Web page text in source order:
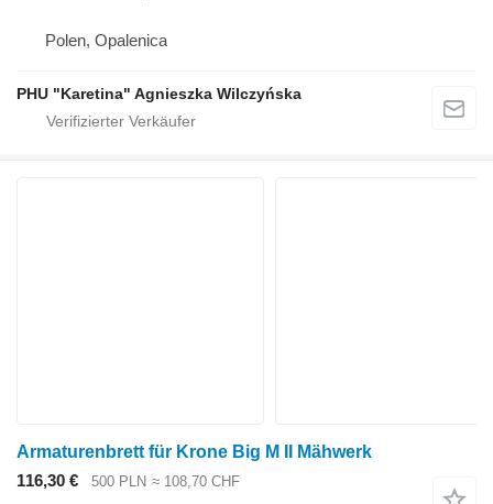
Polen, Opalenica
PHU "Karetina" Agnieszka Wilczyńska
Armaturenbrett für Krone Big M II Mähwerk
116,30 €
500 PLN ≈ 108,70 CHF